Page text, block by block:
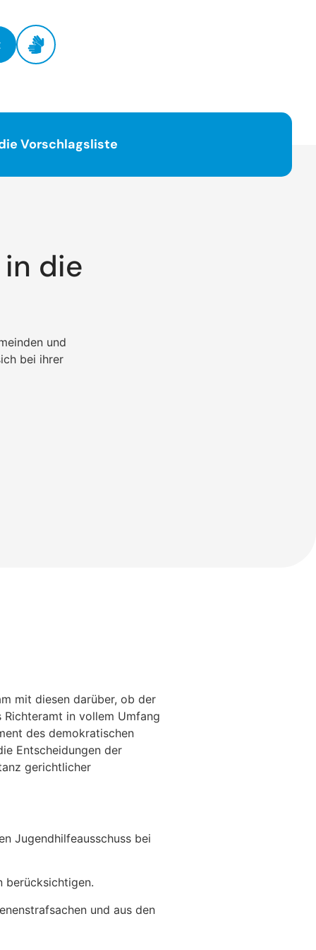
Vorschlagsliste
die
und
bei ihrer
mit diesen darüber, ob der
in vollem Umfang
des demokratischen
Entscheidungen der
gerichtlicher
Jugendhilfeausschuss bei
berücksichtigen.
und aus den